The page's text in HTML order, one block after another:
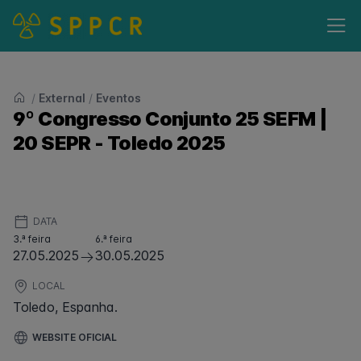
/ External / Eventos
9º Congresso Conjunto 25 SEFM |
20 SEPR - Toledo 2025
DATA
3.ª feira
27.05.2025
6.ª feira
30.05.2025
LOCAL
Toledo, Espanha.
WEBSITE OFICIAL